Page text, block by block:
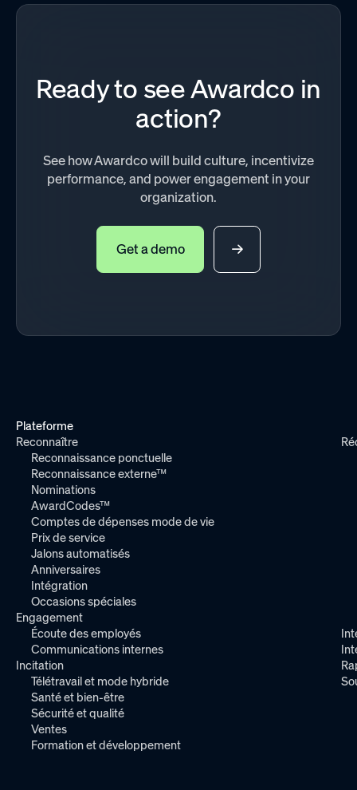
Ready to see Awardco in
action?
See how Awardco will build culture, incentivize
performance, and power engagement in your
organization.
Get a demo
Plateforme
Reconnaître
Reconnaissance ponctuelle
Reconnaissance externe™
Nominations
AwardCodes™
Comptes de dépenses mode de vie
Prix de service
Jalons automatisés
Anniversaires
Intégration
Occasions spéciales
Engagement
Écoute des employés
Communications internes
Incitation
Télétravail et mode hybride
Santé et bien-être
Sécurité et qualité
Ventes
Formation et développement